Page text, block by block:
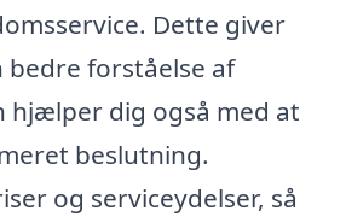
Dette giver
bedre forståelse af
hjælper dig også med at
beslutning.
og serviceydelser, så